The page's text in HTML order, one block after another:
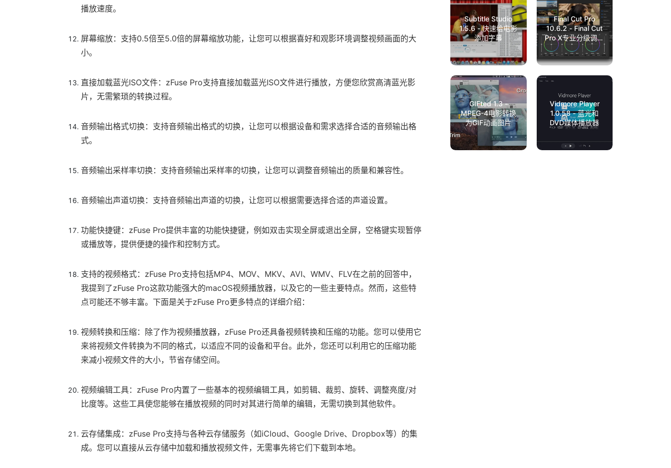
播放速度。
屏幕缩放：支持0.5倍至5.0倍的屏幕缩放功能，让您可以根据喜好和观影环境调整视频画面的大
小。
直接加载蓝光ISO文件：zFuse Pro支持直接加载蓝光ISO文件进行播放，方便您欣赏高清蓝光影
片，无需繁琐的转换过程。
音频输出格式切换：支持音频输出格式的切换，让您可以根据设备和需求选择合适的音频输出格
式。
音频输出采样率切换：支持音频输出采样率的切换，让您可以调整音频输出的质量和兼容性。
音频输出声道切换：支持音频输出声道的切换，让您可以根据需要选择合适的声道设置。
功能快捷键：zFuse Pro提供丰富的功能快捷键，例如双击实现全屏或退出全屏，空格键实现暂停
或播放等，提供便捷的操作和控制方式。
支持的视频格式：zFuse Pro支持包括MP4、MOV、MKV、AVI、WMV、FLV在之前的回答中，
我提到了zFuse Pro这款功能强大的macOS视频播放器，以及它的一些主要特点。然而，这些特
点可能还不够丰富。下面是关于zFuse Pro更多特点的详细介绍：
视频转换和压缩：除了作为视频播放器，zFuse Pro还具备视频转换和压缩的功能。您可以使用它
来将视频文件转换为不同的格式，以适应不同的设备和平台。此外，您还可以利用它的压缩功能
来减小视频文件的大小，节省存储空间。
视频编辑工具：zFuse Pro内置了一些基本的视频编辑工具，如剪辑、裁剪、旋转、调整亮度/对
比度等。这些工具使您能够在播放视频的同时对其进行简单的编辑，无需切换到其他软件。
云存储集成：zFuse Pro支持与各种云存储服务（如iCloud、Google Drive、Dropbox等）的集
成。您可以直接从云存储中加载和播放视频文件，无需事先将它们下载到本地。
Subtitle Studio
1.5.6 - 快速给电影
添加字幕
Final Cut Pro
10.6.2 - Final Cut
Pro X专业分级调色
插件
GIFted 1.3 -
MPEG-4电影转换
为GIF动画图片
Vidmore Player
1.0.58 - 蓝光和
DVD媒体播放器